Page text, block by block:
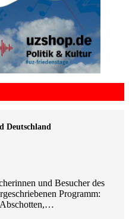
Deutschland
und Besucher des
Programm:
Abschotten,…